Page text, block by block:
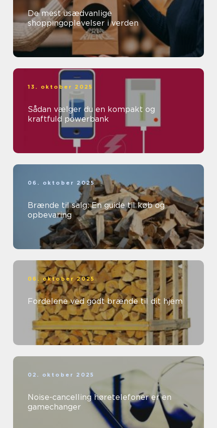
De mest usædvanlige
shoppingoplevelser i verden
13. oktober 2025
Sådan vælger du en kompakt og
kraftfuld powerbank
06. oktober 2025
Brænde til salg: En guide til køb og
opbevaring
06. oktober 2025
Fordelene ved godt brænde til dit hjem
02. oktober 2025
Noise-cancelling høretelefoner er en
gamechanger